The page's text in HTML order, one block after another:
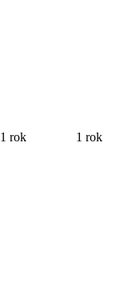
1 rok 1 rok